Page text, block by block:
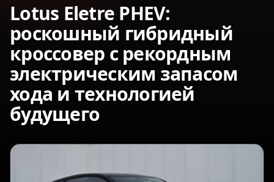
Lotus Eletre PHEV:
роскошный гибридный
кроссовер с рекордным
электрическим запасом
хода и технологией
будущего